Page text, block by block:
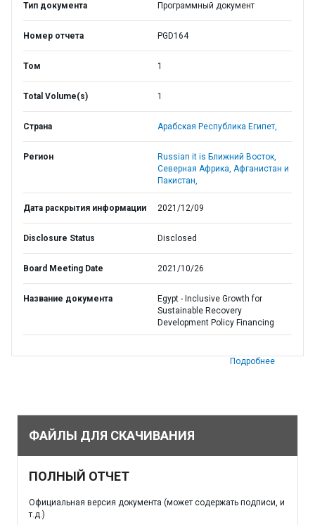
Тип документа Программный документ
Номер отчета PGD164
Том 1
Total Volume(s) 1
Страна Арабская Республика Египет,
Регион
Russian it is Ближний Восток,
Северная Африка, Афганистан и
Пакистан,
Дата раскрытия информации 2021/12/09
Disclosure Status Disclosed
Board Meeting Date 2021/10/26
Название документа
Egypt - Inclusive Growth for
Sustainable Recovery
Development Policy Financing
Подробнее
ФАЙЛЫ ДЛЯ СКАЧИВАНИЯ
ПОЛНЫЙ ОТЧЕТ
Официальная версия документа (может содержать подписи, и
т.д.)